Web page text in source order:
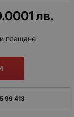
лв.
плащане
99 413